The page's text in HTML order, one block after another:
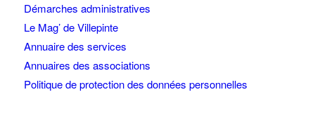
Démarches administratives
Le Mag’ de Villepinte
Annuaire des services
Annuaires des associations
Politique de protection des données personnelles